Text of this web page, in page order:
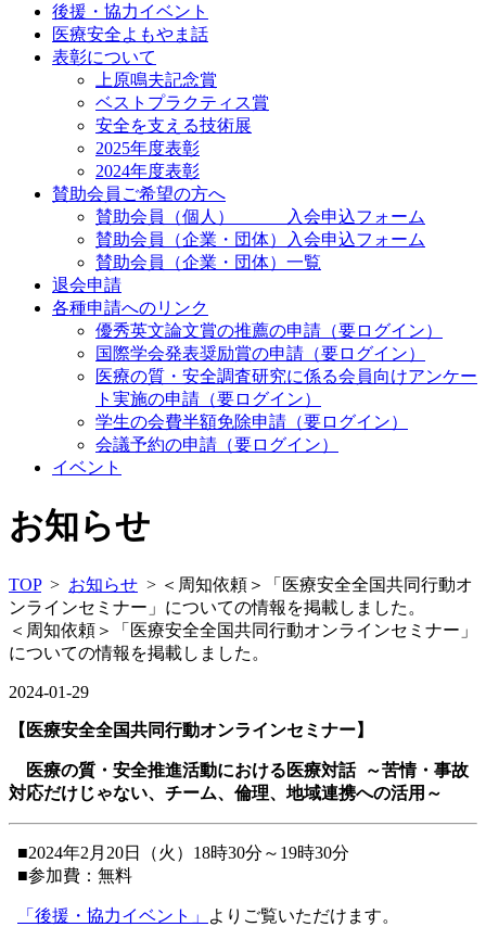
後援・協力イベント
医療安全よもやま話
表彰について
上原鳴夫記念賞
ベストプラクティス賞
安全を支える技術展
2025年度表彰
2024年度表彰
賛助会員ご希望の方へ
賛助会員（個人） 入会申込フォーム
賛助会員（企業・団体）入会申込フォーム
賛助会員（企業・団体）一覧
退会申請
各種申請へのリンク
優秀英文論文賞の推薦の申請（要ログイン）
国際学会発表奨励賞の申請（要ログイン）
医療の質・安全調査研究に係る会員向けアンケー
ト実施の申請（要ログイン）
学生の会費半額免除申請（要ログイン）
会議予約の申請（要ログイン）
イベント
お知らせ
TOP> お知らせ > ＜周知依頼＞「医療安全全国共同行動オ
ンラインセミナー」についての情報を掲載しました。
＜周知依頼＞「医療安全全国共同行動オンラインセミナー」
についての情報を掲載しました。
2024-01-29
【医療安全全国共同行動オンラインセミナー】
医療の質・安全推進活動における医療対話 ～苦情・事故
対応だけじゃない、チーム、倫理、地域連携への活用～
■2024年2月20日（火）18時30分～19時30分
■参加費：無料
「後援・協力イベント」 よりご覧いただけます。